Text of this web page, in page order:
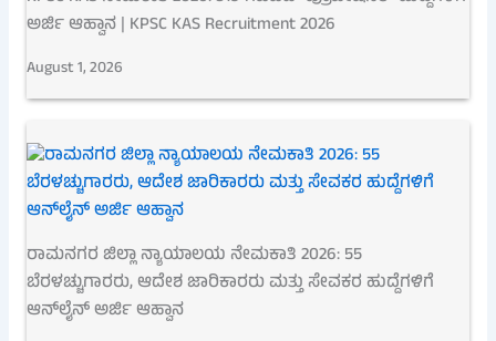
ಅರ್ಜಿ ಆಹ್ವಾನ | KPSC KAS Recruitment 2026
August 1, 2026
ರಾಮನಗರ ಜಿಲ್ಲಾ ನ್ಯಾಯಾಲಯ ನೇಮಕಾತಿ 2026: 55
ಬೆರಳಚ್ಚುಗಾರರು, ಆದೇಶ ಜಾರಿಕಾರರು ಮತ್ತು ಸೇವಕರ ಹುದ್ದೆಗಳಿಗೆ
ಆನ್‌ಲೈನ್ ಅರ್ಜಿ ಆಹ್ವಾನ